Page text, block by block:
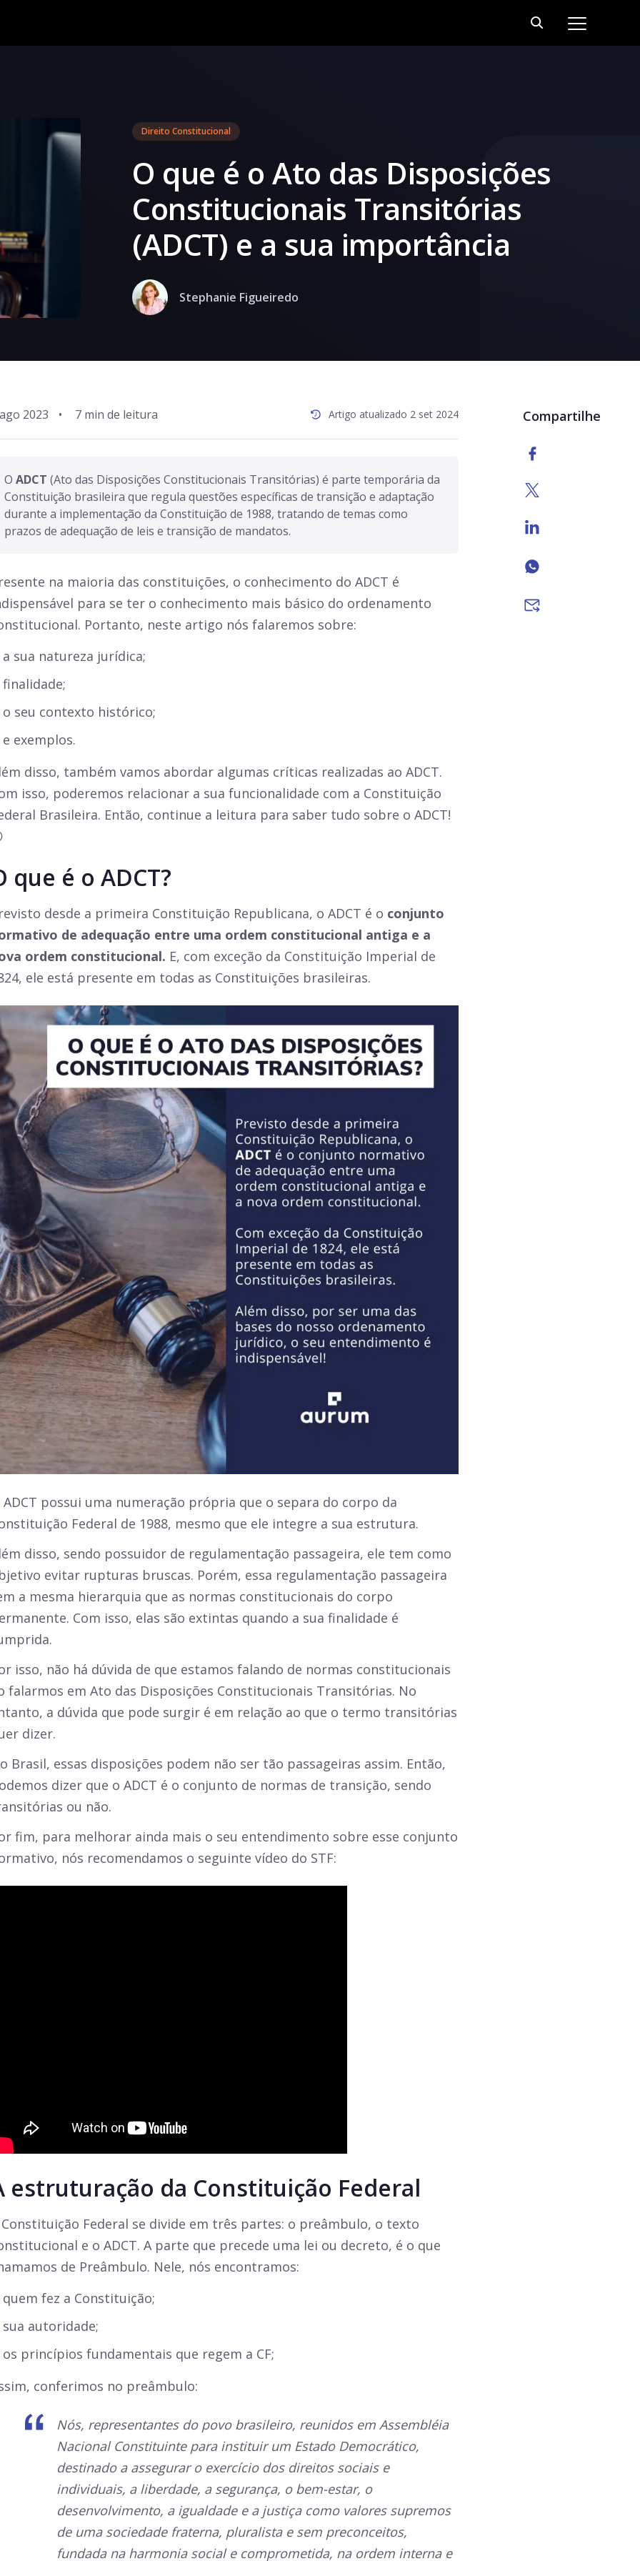
Direito Constitucional
O que é o Ato das Disposições
Constitucionais Transitórias
(ADCT) e a sua importância
Stephanie Figueiredo
2023 • Artigo atualizado 2 set 2024
O ADCT (Ato das Disposições Constitucionais Transitórias) é parte temporária da
Constituição brasileira que regula questões específicas de transição e adaptação
durante a implementação da Constituição de 1988, tratando de temas como
prazos de adequação de leis e transição de mandatos.
na maioria das constituições, o conhecimento do ADCT é
para se ter o conhecimento mais básico do ordenamento
Portanto, neste artigo nós falaremos sobre:
a sua natureza jurídica;
finalidade;
o seu contexto histórico;
e exemplos.
disso, também vamos abordar algumas críticas realizadas ao ADCT.
isso, poderemos relacionar a sua funcionalidade com a Constituição
Brasileira. Então, continue a leitura para saber tudo sobre o ADCT!
que é o ADCT?
desde a primeira Constituição Republicana, o ADCT é o conjunto
de adequação entre uma ordem constitucional antiga e a
ordem constitucional. E, com exceção da Constituição Imperial de
ele está presente em todas as Constituições brasileiras.
ADCT possui uma numeração própria que o separa do corpo da
Federal de 1988, mesmo que ele integre a sua estrutura.
disso, sendo possuidor de regulamentação passageira, ele tem como
evitar rupturas bruscas. Porém, essa regulamentação passageira
a mesma hierarquia que as normas constitucionais do corpo
Com isso, elas são extintas quando a sua finalidade é
isso, não há dúvida de que estamos falando de normas constitucionais
falarmos em Ato das Disposições Constitucionais Transitórias. No
a dúvida que pode surgir é em relação ao que o termo transitórias
dizer.
Brasil, essas disposições podem não ser tão passageiras assim. Então,
dizer que o ADCT é o conjunto de normas de transição, sendo
ou não.
fim, para melhorar ainda mais o seu entendimento sobre esse conjunto
nós recomendamos o seguinte vídeo do STF:
estruturação da Constituição Federal
Constituição Federal se divide em três partes: o preâmbulo, o texto
e o ADCT. A parte que precede uma lei ou decreto, é o que
de Preâmbulo. Nele, nós encontramos:
quem fez a Constituição;
sua autoridade;
os princípios fundamentais que regem a CF;
conferimos no preâmbulo:
Nós, representantes do povo brasileiro, reunidos em Assembléia
Nacional Constituinte para instituir um Estado Democrático,
destinado a assegurar o exercício dos direitos sociais e
individuais, a liberdade, a segurança, o bem-estar, o
desenvolvimento, a igualdade e a justiça como valores supremos
de uma sociedade fraterna, pluralista e sem preconceitos,
fundada na harmonia social e comprometida, na ordem interna e
Compartilhe